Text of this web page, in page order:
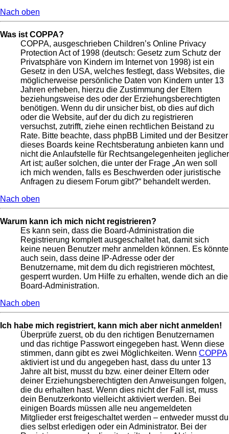
Nach oben
Was ist COPPA?
COPPA, ausgeschrieben Children’s Online Privacy
Protection Act of 1998 (deutsch: Gesetz zum Schutz der
Privatsphäre von Kindern im Internet von 1998) ist ein
Gesetz in den USA, welches festlegt, dass Websites, die
möglicherweise persönliche Daten von Kindern unter 13
Jahren erheben, hierzu die Zustimmung der Eltern
beziehungsweise des oder der Erziehungsberechtigten
benötigen. Wenn du dir unsicher bist, ob dies auf dich
oder die Website, auf der du dich zu registrieren
versuchst, zutrifft, ziehe einen rechtlichen Beistand zu
Rate. Bitte beachte, dass phpBB Limited und der Besitzer
dieses Boards keine Rechtsberatung anbieten kann und
nicht die Anlaufstelle für Rechtsangelegenheiten jeglicher
Art ist; außer solchen, die unter der Frage „An wen soll
ich mich wenden, falls es Beschwerden oder juristische
Anfragen zu diesem Forum gibt?“ behandelt werden.
Nach oben
Warum kann ich mich nicht registrieren?
Es kann sein, dass die Board-Administration die
Registrierung komplett ausgeschaltet hat, damit sich
keine neuen Benutzer mehr anmelden können. Es könnte
auch sein, dass deine IP-Adresse oder der
Benutzername, mit dem du dich registrieren möchtest,
gesperrt wurden. Um Hilfe zu erhalten, wende dich an die
Board-Administration.
Nach oben
Ich habe mich registriert, kann mich aber nicht anmelden!
Überprüfe zuerst, ob du den richtigen Benutzernamen
und das richtige Passwort eingegeben hast. Wenn diese
stimmen, dann gibt es zwei Möglichkeiten. Wenn COPPA
aktiviert ist und du angegeben hast, dass du unter 13
Jahre alt bist, musst du bzw. einer deiner Eltern oder
deiner Erziehungsberechtigten den Anweisungen folgen,
die du erhalten hast. Wenn dies nicht der Fall ist, muss
dein Benutzerkonto vielleicht aktiviert werden. Bei
einigen Boards müssen alle neu angemeldeten
Mitglieder erst freigeschaltet werden – entweder musst du
dies selbst erledigen oder ein Administrator. Bei der